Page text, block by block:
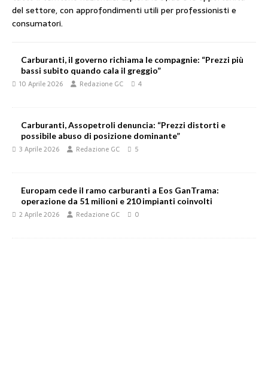
del settore, con approfondimenti utili per professionisti e
consumatori.
Carburanti, il governo richiama le compagnie: “Prezzi più
bassi subito quando cala il greggio”
10 Aprile 2026 Redazione GC 4
Carburanti, Assopetroli denuncia: “Prezzi distorti e
possibile abuso di posizione dominante”
3 Aprile 2026 Redazione GC 5
Europam cede il ramo carburanti a Eos GanTrama:
operazione da 51 milioni e 210 impianti coinvolti
2 Aprile 2026 Redazione GC 0